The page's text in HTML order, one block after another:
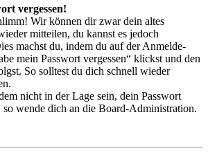
vergessen!
Wir können dir zwar dein altes
mitteilen, du kannst es jedoch
machst du, indem du auf der Anmelde-
mein Passwort vergessen“ klickst und den
So solltest du dich schnell wieder
nicht in der Lage sein, dein Passwort
so wende dich an die Board-Administration.